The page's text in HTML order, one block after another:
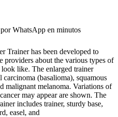
WhatsApp en minutos
Trainer has been developed to
providers about the various types of
like. The enlarged trainer
(basalioma), squamous
malignant melanoma. Variations of
may appear are shown. The
includes trainer, sturdy base,
easel, and